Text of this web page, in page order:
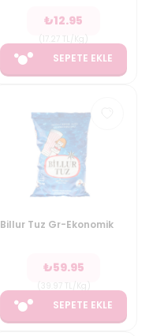
₺12.95
SEPETE EKLE
Billur Tuz Gr-Ekonomik
₺59.95
SEPETE EKLE